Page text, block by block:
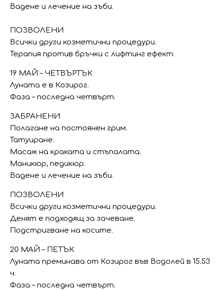
Вадене и лечение на зъби.
ПОЗВОЛЕНИ
Всички други козметични процедури.
Терапия против бръчки с лифтинг ефект.
19 МАЙ – ЧЕТВЪРТЪК
Луната е в Козирог.
Фаза – последна четвърт.
ЗАБРАНЕНИ
Полагане на постоянен грим.
Татуиране.
Масаж на краката и стъпалата.
Маникюр, педикюр.
Вадене и лечение на зъби.
ПОЗВОЛЕНИ
Всички други козметични процедури.
Денят е подходящ за зачеване.
Подстригване на косите.
20 МАЙ – ПЕТЪК
Луната преминава от Козирог във Водолей в 15.53
ч.
Фаза – последна четвърт.